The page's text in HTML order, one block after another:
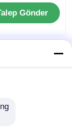
ve Üzeri
Jeneratör
Enerji
Gönder